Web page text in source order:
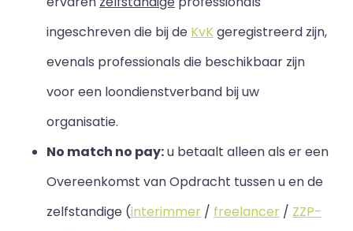
ingeschreven die bij de KvKgeregistreerd zijn,
evenals professionals die beschikbaar zijn
voor een loondienstverband bij uw
organisatie.
No match no pay:u betaalt alleen als er een
Overeenkomst van Opdracht tussen u en de
zelfstandige (interimmer / freelancer / ZZP-